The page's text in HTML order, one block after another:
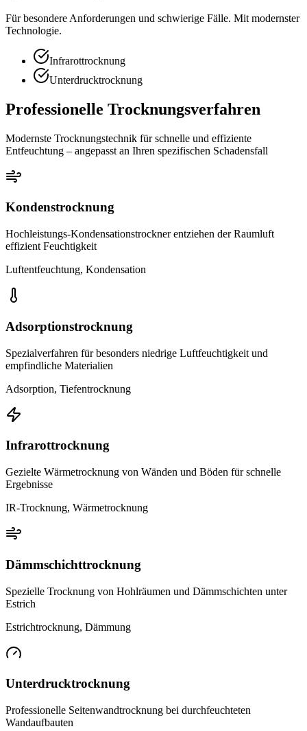
Für besondere Anforderungen und schwierige Fälle. Mit modernster
Technologie.
Infrarottrocknung
Unterdrucktrocknung
Professionelle Trocknungsverfahren
Modernste Trocknungstechnik für schnelle und effiziente
Entfeuchtung – angepasst an Ihren spezifischen Schadensfall
Kondenstrocknung
Hochleistungs-Kondensationstrockner entziehen der Raumluft
effizient Feuchtigkeit
Luftentfeuchtung, Kondensation
Adsorptionstrocknung
Spezialverfahren für besonders niedrige Luftfeuchtigkeit und
empfindliche Materialien
Adsorption, Tiefentrocknung
Infrarottrocknung
Gezielte Wärmetrocknung von Wänden und Böden für schnelle
Ergebnisse
IR-Trocknung, Wärmetrocknung
Dämmschichttrocknung
Spezielle Trocknung von Hohlräumen und Dämmschichten unter
Estrich
Estrichtrocknung, Dämmung
Unterdrucktrocknung
Professionelle Seitenwandtrocknung bei durchfeuchteten
Wandaufbauten